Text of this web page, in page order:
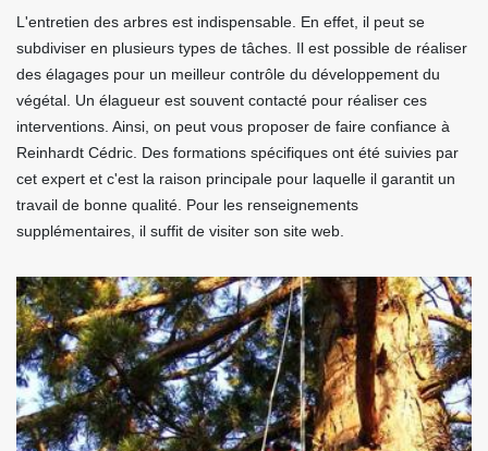
L'entretien des arbres est indispensable. En effet, il peut se
subdiviser en plusieurs types de tâches. Il est possible de réaliser
des élagages pour un meilleur contrôle du développement du
végétal. Un élagueur est souvent contacté pour réaliser ces
interventions. Ainsi, on peut vous proposer de faire confiance à
Reinhardt Cédric. Des formations spécifiques ont été suivies par
cet expert et c'est la raison principale pour laquelle il garantit un
travail de bonne qualité. Pour les renseignements
supplémentaires, il suffit de visiter son site web.